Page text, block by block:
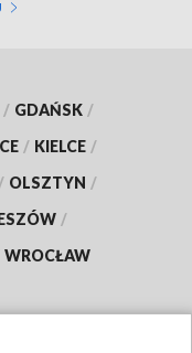
/ GDAŃSK /
/ KIELCE /
/ OLSZTYN /
/
WROCŁAW